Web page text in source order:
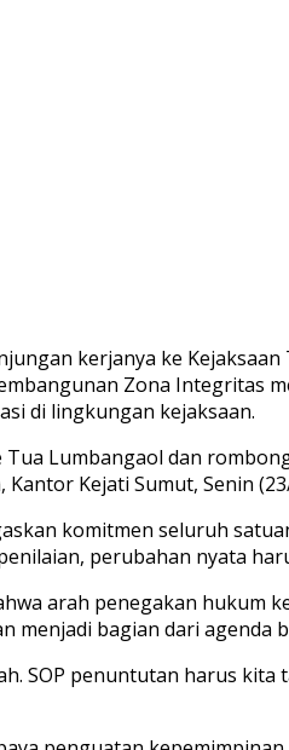
kerjanya ke
Zona Integritas
di lingkungan kejaksaan.
Lumbangaol dan
Kejati Sumut, Senin
komitmen seluruh
perubahan nyata
arah penegakan hukum
menjadi bagian dari agenda
SOP penuntutan harus